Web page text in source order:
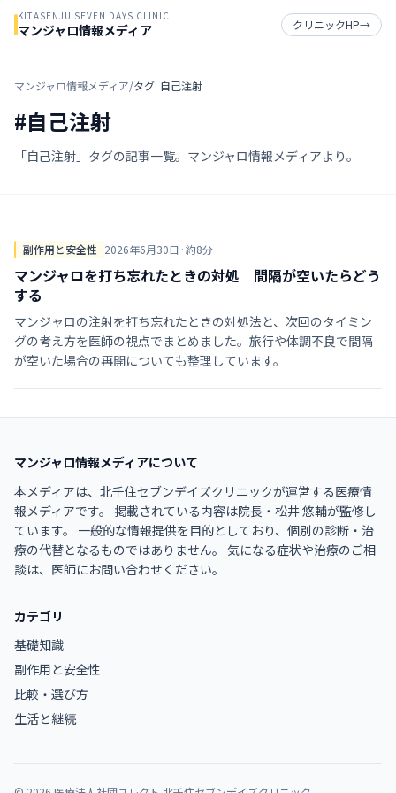
KITASENJU SEVEN DAYS CLINIC
マンジャロ情報メディア クリニックHP→
マンジャロ情報メディア/タグ: 自己注射
#自己注射
「自己注射」タグの記事一覧。マンジャロ情報メディアより。
副作用と安全性 2026年6月30日 ·約8分
マンジャロを打ち忘れたときの対処｜間隔が空いたらどう
する
マンジャロの注射を打ち忘れたときの対処法と、次回のタイミン
グの考え方を医師の視点でまとめました。旅行や体調不良で間隔
が空いた場合の再開についても整理しています。
マンジャロ情報メディアについて
本メディアは、北千住セブンデイズクリニックが運営する医療情
報メディアです。 掲載されている内容は院長 ・ 松井 悠輔が監修し
ています。 一般的な情報提供を目的としており、個別の診断・治
療の代替となるものではありません。 気になる症状や治療のご相
談は、医師にお問い合わせください。
カテゴリ
基礎知識
副作用と安全性
比較・選び方
生活と継続